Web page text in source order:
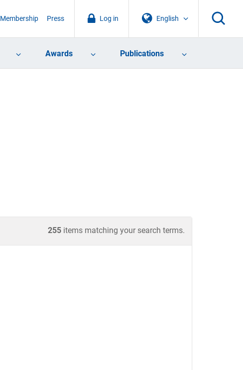
English
Log in
Membership Press
Awards Publications
255 items matching your search terms.